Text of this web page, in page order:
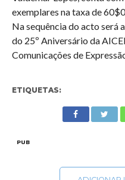
exemplares na taxa de
Na sequência do acto será
do 25º Aniversário da
Comunicações de
ETIQUETAS:
PUB